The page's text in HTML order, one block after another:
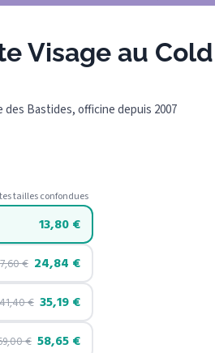
Visage au Cold
des Bastides, officine depuis 2007
tailles confondues
13,80€
€ 24,84 €
41,40€ 35,19€
€ 58,65€